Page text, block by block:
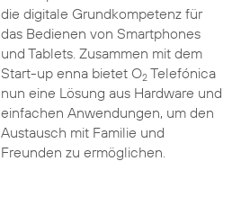
die digitale Grundkompetenz für
das Bedienen von Smartphones
und Tablets. Zusammen mit dem
Start-up enna bietet O2Telefónica
nun eine Lösung aus Hardware und
einfachen Anwendungen, um den
Austausch mit Familie und
Freunden zu ermöglichen.